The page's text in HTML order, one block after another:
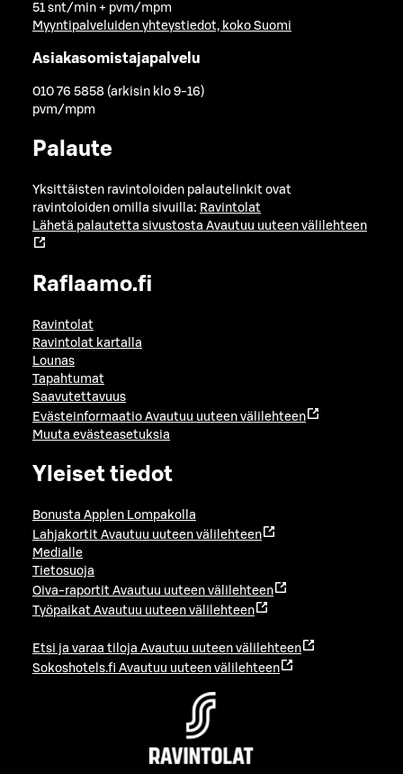
51 snt/min + pvm/mpm
Myyntipalveluiden yhteystiedot, koko Suomi
Asiakasomistajapalvelu
010 76 5858 (arkisin klo 9-16)
pvm/mpm
Palaute
Yksittäisten ravintoloiden palautelinkit ovat
ravintoloiden omilla sivuilla: Ravintolat
Lähetä palautetta sivustosta Avautuu uuteen välilehteen
Raflaamo.fi
Ravintolat
Ravintolat kartalla
Lounas
Tapahtumat
Saavutettavuus
Evästeinformaatio Avautuu uuteen välilehteen
Muuta evästeasetuksia
Yleiset tiedot
Bonusta Applen Lompakolla
Lahjakortit Avautuu uuteen välilehteen
Medialle
Tietosuoja
Oiva-raportit Avautuu uuteen välilehteen
Työpaikat Avautuu uuteen välilehteen
Etsi ja varaa tiloja Avautuu uuteen välilehteen
Sokoshotels.fi Avautuu uuteen välilehteen